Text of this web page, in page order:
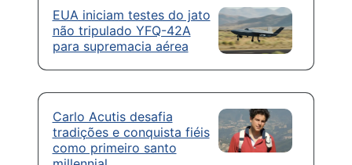
EUA iniciam testes do jato
não tripulado YFQ-42A
para supremacia aérea
Carlo Acutis desafia
tradições e conquista fiéis
como primeiro santo